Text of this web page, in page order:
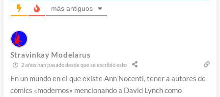
más antiguos
Stravinkay Modelarus
2 años han pasado desde que se escribió esto
En un mundo en el que existe Ann Nocenti, tener a autores de
cómics «modernos» mencionando a David Lynch como